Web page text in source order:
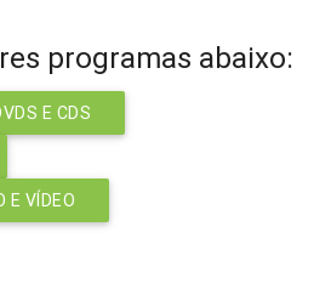
programas abaixo:
E CDS
E VÍDEO